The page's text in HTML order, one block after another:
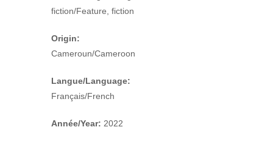
fiction/Feature, fiction
Origin:
Cameroun/Cameroon
Langue/Language:
Français/French
Année/Year: 2022